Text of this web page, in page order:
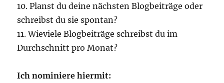
10. Planst du deine nächsten Blogbeiträge oder
schreibst du sie spontan?
11. Wieviele Blogbeiträge schreibst du im
Durchschnitt pro Monat?
Ich nominiere hiermit: